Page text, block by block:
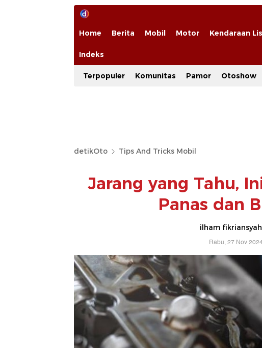
Home Berita Mobil Motor Kendaraan
Indeks
Terpopuler Komunitas Pamor Otoshow
detikOto Tips And Tricks Mobil
Jarang yang Tahu,
Panas dan
ilham
Rabu, 27 Nov